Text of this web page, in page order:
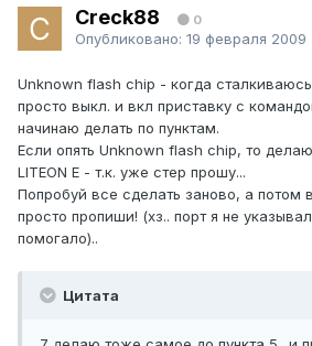
Creck88 0
Опубликовано: 19 февраля 2009
Unknown flash chip - когда
просто выкл. и вкл приставку с
начинаю делать по пунктам.
Если опять Unknown flash chip, то
LITEON E - т.к. уже стер прошу...
Попробуй все сделать заново, а потом
просто пропиши! (хз.. порт я не
помогало)..
Цитата